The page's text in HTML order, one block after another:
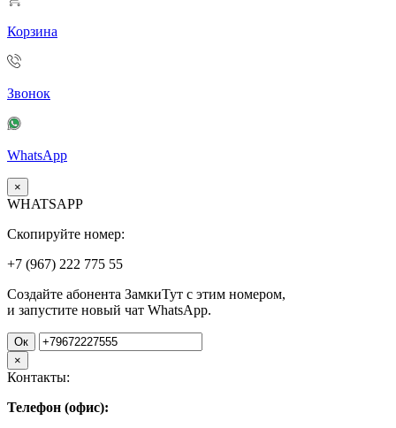
Корзина
Звонок
WhatsApp
×
WHATSAPP
Скопируйте номер:
+7 (967) 222 775 55
Создайте абонента ЗамкиТут с этим номером,
и запустите новый чат WhatsApp.
Ок
×
Контакты:
Телефон (офис):